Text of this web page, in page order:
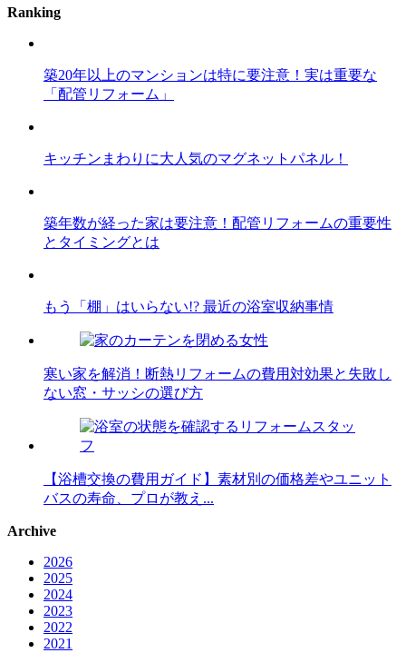
Ranking
築20年以上のマンションは特に要注意！実は重要な
「配管リフォーム」
キッチンまわりに大人気のマグネットパネル！
築年数が経った家は要注意！配管リフォームの重要性
とタイミングとは
もう「棚」はいらない!? 最近の浴室収納事情
寒い家を解消！断熱リフォームの費用対効果と失敗し
ない窓・サッシの選び方
【浴槽交換の費用ガイド】素材別の価格差やユニット
バスの寿命、プロが教え...
Archive
2026
2025
2024
2023
2022
2021